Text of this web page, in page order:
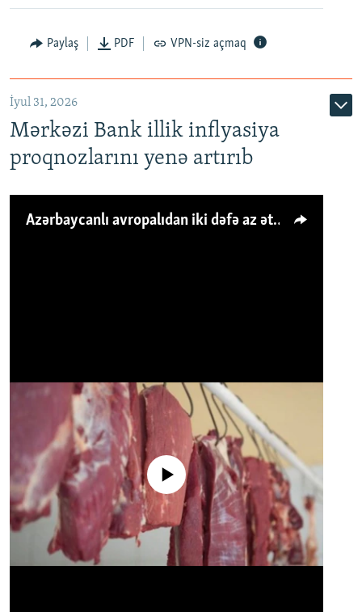
Paylaş PDF VPN-siz açmaq
İyul 31, 2026
Mərkəzi Bank illik inflyasiya
proqnozlarını yenə artırıb
Azərbaycanlı avropalıdan iki dəfə az ət yeyir, amma... 'Qiymət artımı qaçılmazdır'
No media source currently available